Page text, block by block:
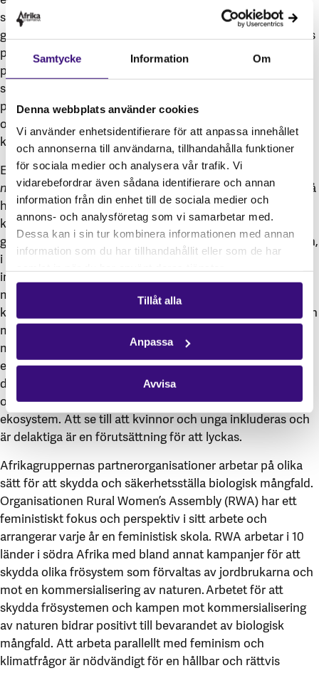
Samtycke Information Om
Denna webbplats använder cookies
Vi använder enhetsidentifierare för att anpassa innehållet
och annonserna till användarna, tillhandahålla funktioner
för sociala medier och analysera vår trafik. Vi
vidarebefordrar även sådana identifierare och annan
information från din enhet till de sociala medier och
annons- och analysföretag som vi samarbetar med.
Dessa kan i sin tur kombinera informationen med annan
information som du har tillhandahållit eller som de har
Tillåt alla
Anpassa
Avvisa
stärka påverkansarbetet för att integrera
genusperspektivet i olika program och strategier. Det finns
program som är ”gender blind”, det vill säga att
programmen exempelvis inte adresserar kvinnors
sårbarhet i klimatkatastrofer och klimatförändringarnas
påverkan på kvinnor generellt. Kvinnor och män drabbas
ofta på olika sätt och olika hårt av klimatförändringar och
katastrofer.
EvenemangetScience and practice: water-food-energy
nexus for resilient conservation landscapesfokuserade på
hur den biologiska mångfalden på den afrikanska
kontinenten kan skyddas på ett hållbart och
genusmedvetet sätt. Ohållbar produktion och konsumtion,
i kombination med klimatpåverkan och ökad befolkning,
innebär utmaningar för bevarandet av den biologiska
mångfalden. Den lösning som presenterades är den så
kallade
som fokuserar på samspelet mellan
mat, vatten och energi och dessas inverkan på biologisk
mångfald. Genom att harmonisera klimatförändrings-,
energi-, vatten- och livsmedelssektorerna överbryggar
detta tillvägagångssätt inte bara klyftor utan erbjuder
också en heltäckande strategi för att skydda olika
ekosystem. Att se till att kvinnor och unga inkluderas och
är delaktiga är en förutsättning för att lyckas.
Afrikagruppernas partnerorganisationer arbetar på olika
sätt för att skydda och säkerhetsställa biologisk mångfald.
Organisationen Rural Women’s Assembly (RWA) har ett
feministiskt fokus och perspektiv i sitt arbete och
arrangerar varje år en feministisk skola. RWA arbetar i 10
länder i södra Afrika med bland annat kampanjer för att
skydda olika frösystem som förvaltas av jordbrukarna och
mot en kommersialisering av naturen. Arbetet för att
skydda frösystemen och kampen mot kommersialisering
av naturen bidrar positivt till bevarandet av biologisk
mångfald. Att arbeta parallellt med feminism och
klimatfrågor är nödvändigt för en hållbar och rättvis